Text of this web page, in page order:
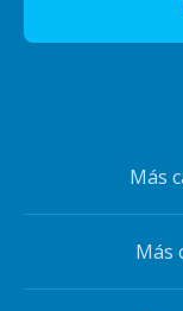
Más
Más